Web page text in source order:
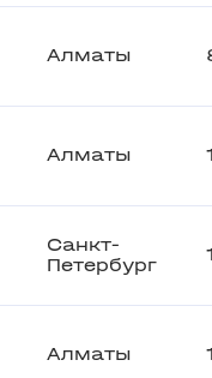
Алматы
Алматы
Санкт-
Петербург
Алматы